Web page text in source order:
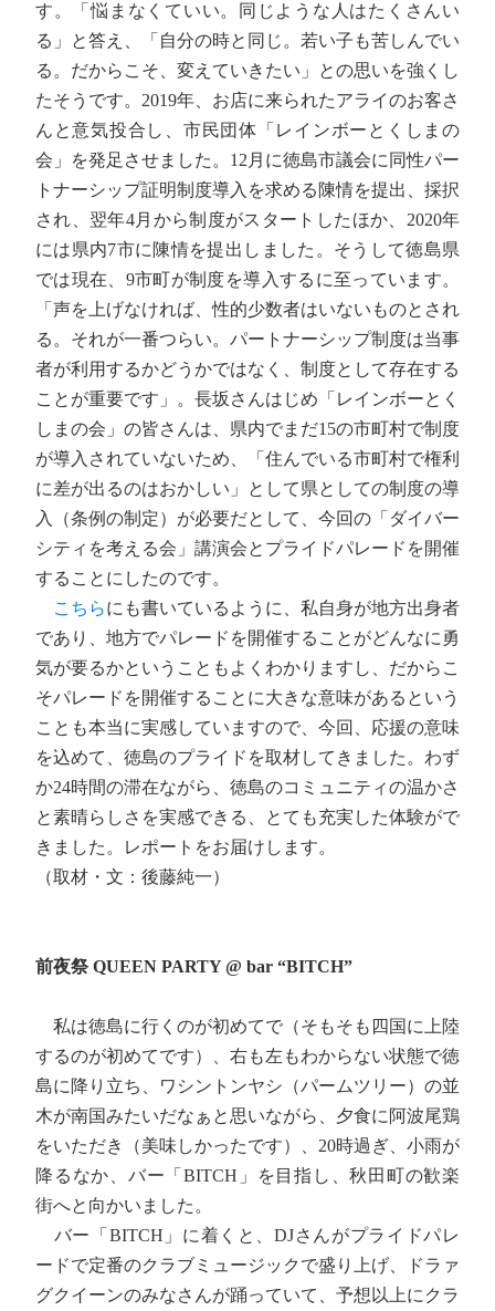
す。「悩まなくていい。同じような人はたくさんい
る」と答え、「自分の時と同じ。若い子も苦しんでい
る。だからこそ、変えていきたい」との思いを強くし
たそうです。2019年、お店に来られたアライのお客さ
んと意気投合し、市民団体「レインボーとくしまの
会」を発足させました。12月に徳島市議会に同性パー
トナーシップ証明制度導入を求める陳情を提出、採択
され、翌年4月から制度がスタートしたほか、2020年
には県内7市に陳情を提出しました。そうして徳島県
では現在、9市町が制度を導入するに至っています。
「声を上げなければ、性的少数者はいないものとされ
る。それが一番つらい。パートナーシップ制度は当事
者が利用するかどうかではなく、制度として存在する
ことが重要です」。長坂さんはじめ「レインボーとく
しまの会」の皆さんは、県内でまだ15の市町村で制度
が導入されていないため、「住んでいる市町村で権利
に差が出るのはおかしい」として県としての制度の導
入（条例の制定）が必要だとして、今回の「ダイバー
シティを考える会」講演会とプライドパレードを開催
することにしたのです。
こちらにも書いているように、私自身が地方出身者
であり、地方でパレードを開催することがどんなに勇
気が要るかということもよくわかりますし、だからこ
そパレードを開催することに大きな意味があるという
ことも本当に実感していますので、今回、応援の意味
を込めて、徳島のプライドを取材してきました。わず
か24時間の滞在ながら、徳島のコミュニティの温かさ
と素晴らしさを実感できる、とても充実した体験がで
きました。レポートをお届けします。
（取材・文：後藤純一）
前夜祭 QUEEN PARTY @ bar “BITCH”
私は徳島に行くのが初めてで（そもそも四国に上陸
するのが初めてです）、右も左もわからない状態で徳
島に降り立ち、ワシントンヤシ（パームツリー）の並
木が南国みたいだなぁと思いながら、夕食に阿波尾鶏
をいただき（美味しかったです）、20時過ぎ、小雨が
降るなか、バー「BITCH」を目指し、秋田町の歓楽
街へと向かいました。
バー「BITCH」に着くと、DJさんがプライドパレ
ードで定番のクラブミュージックで盛り上げ、ドラァ
グクイーンのみなさんが踊っていて、予想以上にクラ